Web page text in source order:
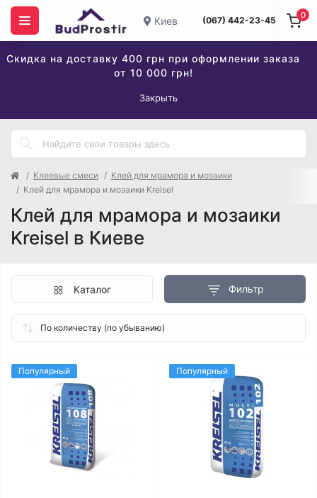
Киев (067) 442-23-45
Скидка на доставку 400 грн при оформлении заказа
от 10 000 грн!
Закрыть
0
Клеевые смеси
Клей для мрамора и мозаики
Клей для мрамора и мозаики Kreisel
Клей для мрамора и мозаики
Kreisel в Киеве
Фильтр
Каталог
Популярный Популярный